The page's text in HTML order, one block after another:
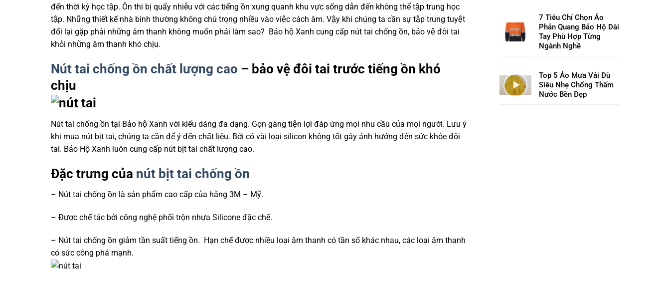
đến thời kỳ học tập. Ôn thi bị quấy nhiễu với các tiếng ồn xung quanh khu vực sống dẫn đến không thể tập trung học
tập. Những thiết kế nhà bình thường không chú trọng nhiều vào việc cách âm. Vậy khi chúng ta cần sự tập trung tuyệt
đối lại gặp phải những âm thanh không muốn phải làm sao? Bảo hộ Xanh cung cấp nút tai chống ồn, bảo vệ đôi tai
khỏi những âm thanh khó chịu.
Nút tai chống ồn chất lượng cao – bảo vệ đôi tai trước tiếng ồn khó
chịu
Nút tai chống ồn tại Bảo hộ Xanh với kiểu dáng đa dạng. Gọn gàng tiện lợi đáp ứng mọi nhu cầu của mọi người. Lưu ý
khi mua nút bịt tai, chúng ta cần để ý đến chất liệu. Bởi có vài loại silicon không tốt gây ảnh hưởng đến sức khỏe đôi
tai. Bảo Hộ Xanh luôn cung cấp nút bịt tai chất lượng cao.
Đặc trưng của nút bịt tai chống ồn
– Nút tai chống ồn là sản phẩm cao cấp của hãng 3M – Mỹ.
– Được chế tác bởi công nghệ phối trộn nhựa Silicone đặc chế.
– Nút tai chống ồn giảm tần suất tiếng ồn. Hạn chế được nhiều loại âm thanh có tần số khác nhau, các loại âm thanh
có sức công phá mạnh.
7 Tiêu Chí Chọn Áo
Phản Quang Bảo Hộ Dài
Tay Phù Hợp Từng
Ngành Nghề
Top 5 Áo Mưa Vải Dù
Siêu Nhẹ Chống Thấm
Nước Bền Đẹp